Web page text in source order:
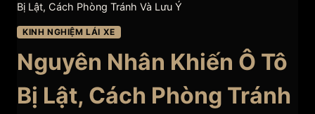
Bị Lật, Cách Phòng Tránh Và Lưu Ý
KINH NGHIỆM LÁI XE
Nguyên Nhân Khiến Ô Tô
Bị Lật, Cách Phòng Tránh